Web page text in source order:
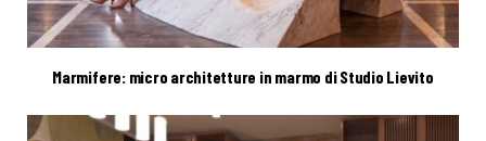
Marmifere: micro architetture in marmo di Studio Lievito